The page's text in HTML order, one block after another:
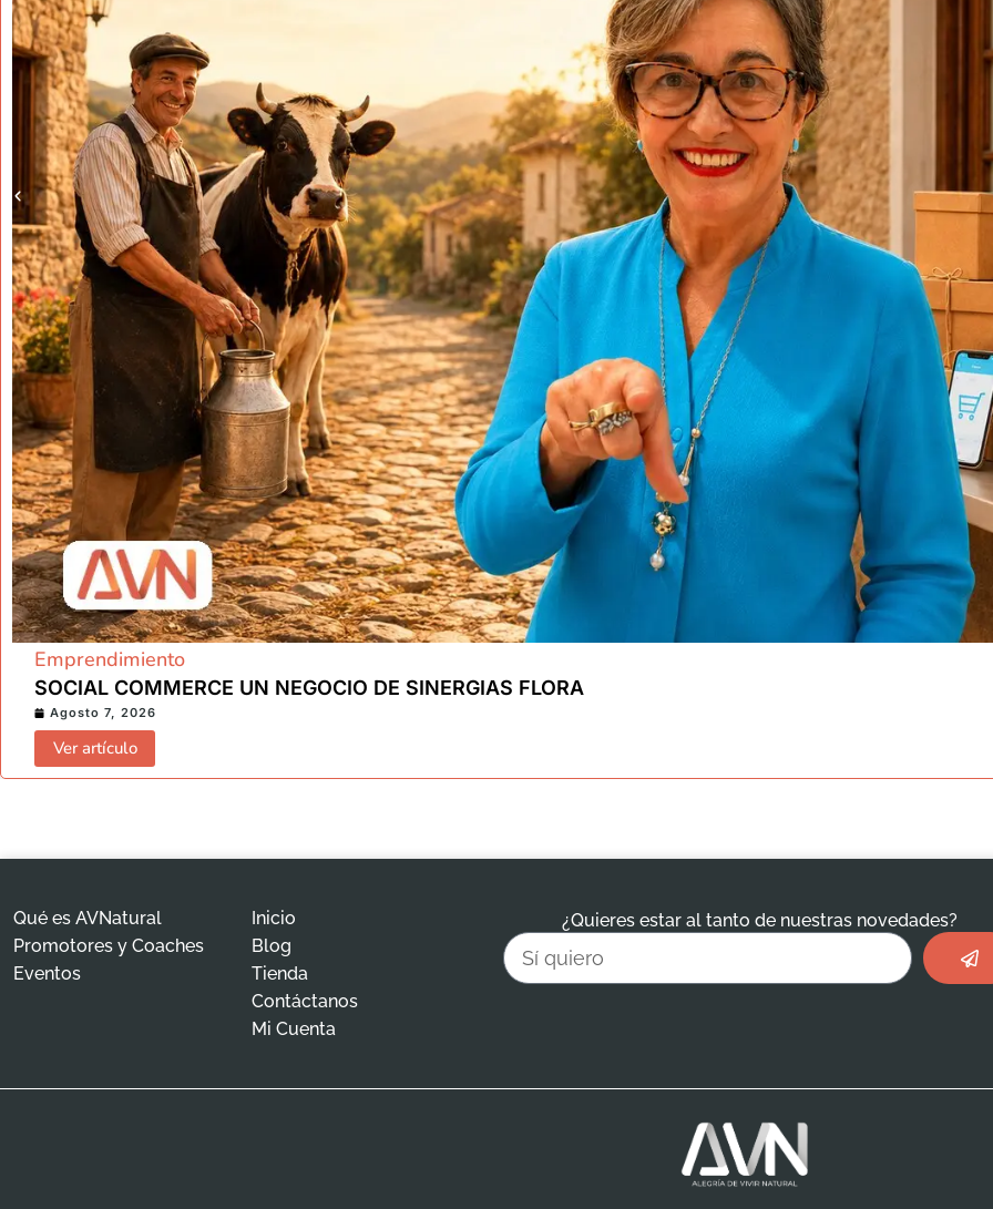
Emprendimiento
SOCIAL COMMERCE UN NEGOCIO DE SINERGIAS FLORA
Agosto 7, 2026
Ver artículo
Qué es AVNatural
Promotores y Coaches
Eventos
Inicio
Blog
Tienda
Contáctanos
Mi Cuenta
¿Quieres estar al tanto de nuestras novedades?
Email